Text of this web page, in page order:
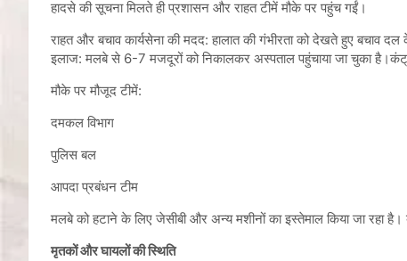
हादसे की सूचना मिलते ही प्रशासन और राहत टीमें मौके पर पहुंच गईं।
राहत और बचाव कार्यसेना की मदद: हालात की गंभीरता को देखते हुए बचाव
इलाज: मलबे से 6-7 मजदूरों को निकालकर अस्पताल पहुंचाया जा चुका
मौके पर मौजूद टीमें:
दमकल विभाग
पुलिस बल
आपदा प्रबंधन टीम
मलबे को हटाने के लिए जेसीबी और अन्य मशीनों का इस्तेमाल किया जा रहा है।
मृतकों और घायलों की स्थिति